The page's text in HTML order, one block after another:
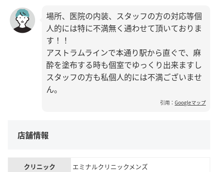
場所、医院の内装、スタッフの方の対応等個
人的には特に不満無く通わせて頂いておりま
す！！
アストラムラインで本通り駅から直ぐで、麻
酔を塗布する時も個室でゆっくり出来ますし
スタッフの方も私個人的には不満ございませ
ん。
引用： Googleマップ
店舗情報
クリニック エミナルクリニックメンズ